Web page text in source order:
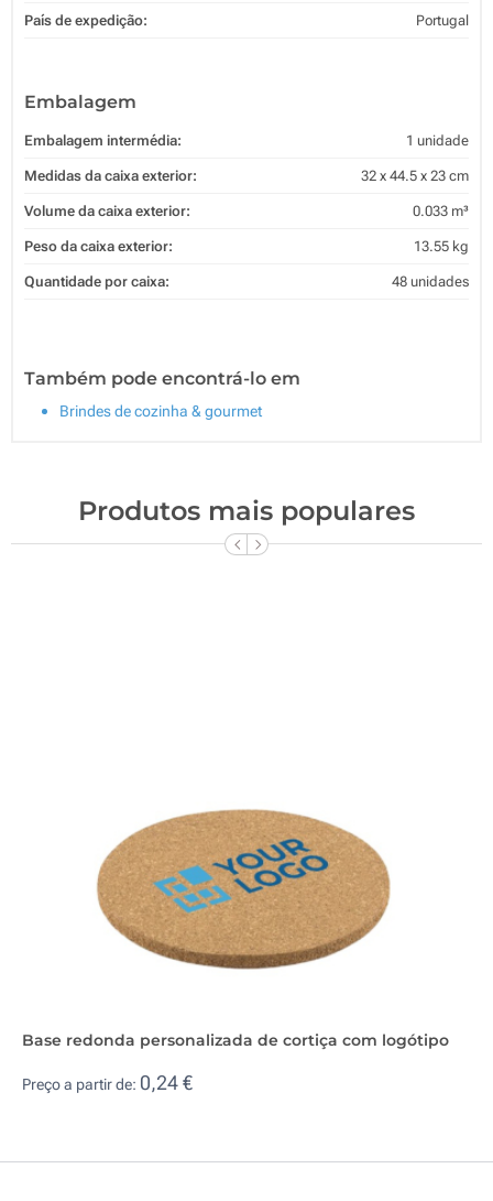
País de expedição: Portugal
Embalagem
Embalagem intermédia: 1 unidade
Medidas da caixa exterior: 32 x 44.5 x 23 cm
Volume da caixa exterior: 0.033 m³
Peso da caixa exterior: 13.55 kg
Quantidade por caixa: 48 unidades
Também pode encontrá-lo em
Brindes de cozinha & gourmet
Produtos mais populares
Base redonda personalizada de cortiça com logótipo
Preço a partir de: 0,24 €